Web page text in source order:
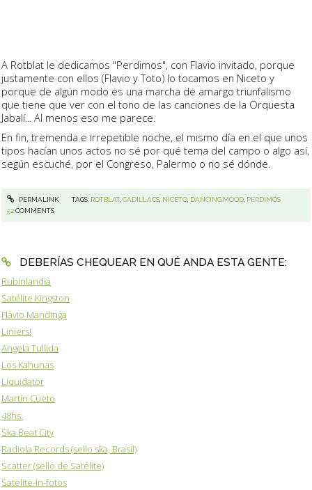
A Rotblat le dedicamos "Perdimos", con Flavio invitado, porque
justamente con ellos (Flavio y Toto) lo tocamos en Niceto y
porque de algún modo es una marcha de amargo triunfalismo
que tiene que ver con el tono de las canciones de la Orquesta
Jabalí... Al menos eso me parece.
En fin, tremenda e irrepetible noche, el mismo día en el que unos
tipos hacían unos actos no sé por qué tema del campo o algo así,
según escuché, por el Congreso, Palermo o no sé dónde.
PERMALINK TAGS: ROTBLAT, CADILLACS, NICETO, DANCING MOOD, PERDIMOS
52COMMENTS
DEBERÍAS CHEQUEAR EN QUÉ ANDA ESTA GENTE:
Rubinlandia
Satélite Kingston
Flavio Mandinga
Liniers!
Angela Tullida
Los Kahunas
Liquidator
Martín Cueto
48hs.
Ska Beat City
Radiola Records (sello ska, Brasil)
Scatter (sello de Satélite)
Satelite-in-fotos